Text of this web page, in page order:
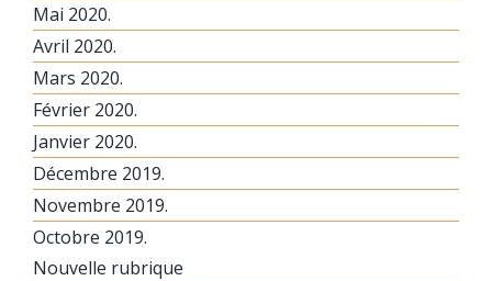
Mai 2020.
Avril 2020.
Mars 2020.
Février 2020.
Janvier 2020.
Décembre 2019.
Novembre 2019.
Octobre 2019.
Nouvelle rubrique